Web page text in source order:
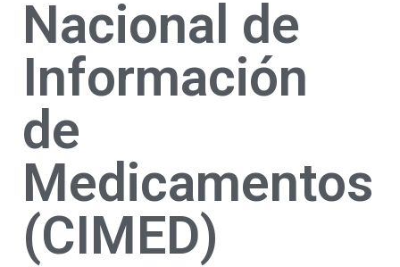
Nacional de
Información
de
Medicamentos
(CIMED)